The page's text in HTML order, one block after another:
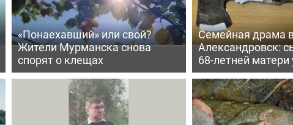
«Понаехавший» или свой?
Жители Мурманска снова
спорят о клещах
Семейная драма
Александровск:
68-летней